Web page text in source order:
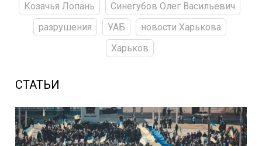
Козачья Лопань
Синегубов Олег Васильевич
разрушения
УАБ
новости Харькова
Харьков
СТАТЬИ